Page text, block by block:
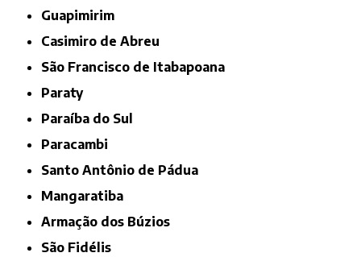
Guapimirim
Casimiro de Abreu
São Francisco de Itabapoana
Paraty
Paraíba do Sul
Paracambi
Santo Antônio de Pádua
Mangaratiba
Armação dos Búzios
São Fidélis